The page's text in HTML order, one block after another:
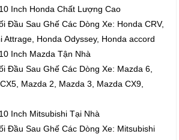
Inch Honda Chất Lượng Cao
Sau Ghế Các Dòng Xe: Honda CRV,
Attrage, Honda Odyssey, Honda accord
Inch Mazda Tận Nhà
Sau Ghế Các Dòng Xe: Mazda 6,
Mazda 2, Mazda 3, Mazda CX9,
Inch Mitsubishi Tại Nhà
Sau Ghế Các Dòng Xe: Mitsubishi